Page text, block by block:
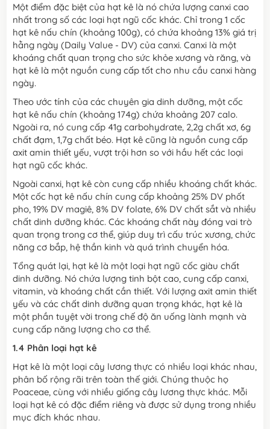
Một điểm đặc biệt của hạt kê là nó chứa lượng canxi cao
nhất trong số các loại hạt ngũ cốc khác. Chỉ trong 1 cốc
hạt kê nấu chín (khoảng 100g), có chứa khoảng 13% giá trị
hằng ngày (Daily Value - DV) của canxi. Canxi là một
khoáng chất quan trọng cho sức khỏe xương và răng, và
hạt kê là một nguồn cung cấp tốt cho nhu cầu canxi hàng
ngày.
Theo ước tính của các chuyên gia dinh dưỡng, một cốc
hạt kê nấu chín (khoảng 174g) chứa khoảng 207 calo.
Ngoài ra, nó cung cấp 41g carbohydrate, 2,2g chất xơ, 6g
chất đạm, 1,7g chất béo. Hạt kê cũng là nguồn cung cấp
axit amin thiết yếu, vượt trội hơn so với hầu hết các loại
hạt ngũ cốc khác.
Ngoài canxi, hạt kê còn cung cấp nhiều khoáng chất khác.
Một cốc hạt kê nấu chín cung cấp khoảng 25% DV phốt
pho, 19% DV magiê, 8% DV folate, 6% DV chất sắt và nhiều
chất dinh dưỡng khác. Các khoáng chất này đóng vai trò
quan trọng trong cơ thể, giúp duy trì cấu trúc xương, chức
năng cơ bắp, hệ thần kinh và quá trình chuyển hóa.
Tổng quát lại, hạt kê là một loại hạt ngũ cốc giàu chất
dinh dưỡng. Nó chứa lượng tinh bột cao, cung cấp canxi,
vitamin, và khoáng chất cần thiết. Với lượng axit amin thiết
yếu và các chất dinh dưỡng quan trọng khác, hạt kê là
một phần tuyệt vời trong chế độ ăn uống lành mạnh và
cung cấp năng lượng cho cơ thể.
1.4 Phân loại hạt kê
Hạt kê là một loại cây lương thực có nhiều loại khác nhau,
phân bố rộng rãi trên toàn thế giới. Chúng thuộc họ
Poaceae, cùng với nhiều giống cây lương thực khác. Mỗi
loại hạt kê có đặc điểm riêng và được sử dụng trong nhiều
mục đích khác nhau.